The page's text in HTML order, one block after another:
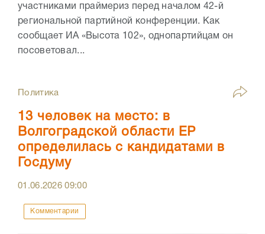
участниками праймериз перед началом 42-й
региональной партийной конференции. Как
сообщает ИА «Высота 102», однопартийцам он
посоветовал...
Политика
13 человек на место: в
Волгоградской области ЕР
определилась с кандидатами в
Госдуму
01.06.202609:00
Комментарии